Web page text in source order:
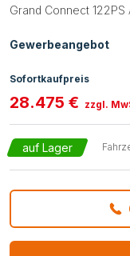
Grand Connect 122PS
Gewerbeangebot
Sofortkaufpreis
28.475 € zzgl.
auf Lager